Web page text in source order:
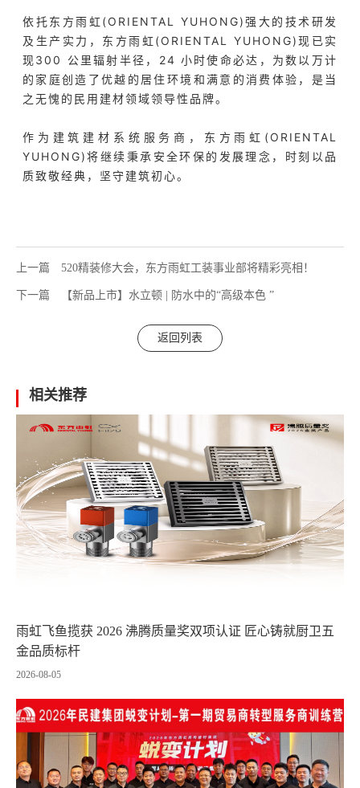
依托东方雨虹(ORIENTAL YUHONG)强大的技术研发
及生产实力，东方雨虹(ORIENTAL YUHONG)现已实
现300 公里辐射半径，24 小时使命必达，为数以万计
的家庭创造了优越的居住环境和满意的消费体验，是当
之无愧的民用建材领域领导性品牌。
作为建筑建材系统服务商，东方雨虹(ORIENTAL
YUHONG)将继续秉承安全环保的发展理念，时刻以品
质致敬经典，坚守建筑初心。
上一篇 520精装修大会，东方雨虹工装事业部将精彩亮相！
下一篇 【新品上市】水立顿 | 防水中的“高级本色 ”
返回列表
相关推荐
雨虹飞鱼揽获 2026 沸腾质量奖双项认证 匠心铸就厨卫五
金品质标杆
2026-08-05